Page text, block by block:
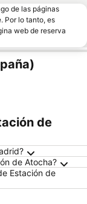
de las páginas
Por lo tanto, es
web de reserva
de
de Atocha?
Estación de